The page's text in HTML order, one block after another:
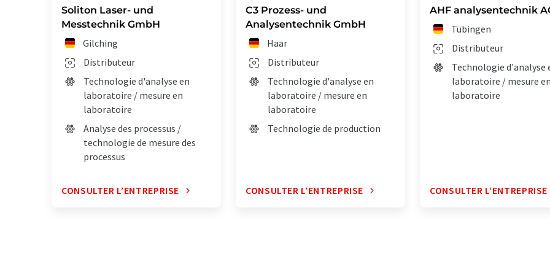
Soliton Laser- und
Messtechnik GmbH
Gilching
Distributeur
Technologie d'analyse en
laboratoire / mesure en
laboratoire
Analyse des processus /
technologie de mesure des
processus
CONSULTER L’ENTREPRISE
C3 Prozess- und
Analysentechnik GmbH
Haar
Distributeur
Technologie d'analyse en
laboratoire / mesure en
laboratoire
Technologie de production
CONSULTER L’ENTREPRISE
AHF analysentechnik
Tübingen
Distributeur
Technologie d'analyse
laboratoire / mesure en
laboratoire
CONSULTER L’ENTREPRISE